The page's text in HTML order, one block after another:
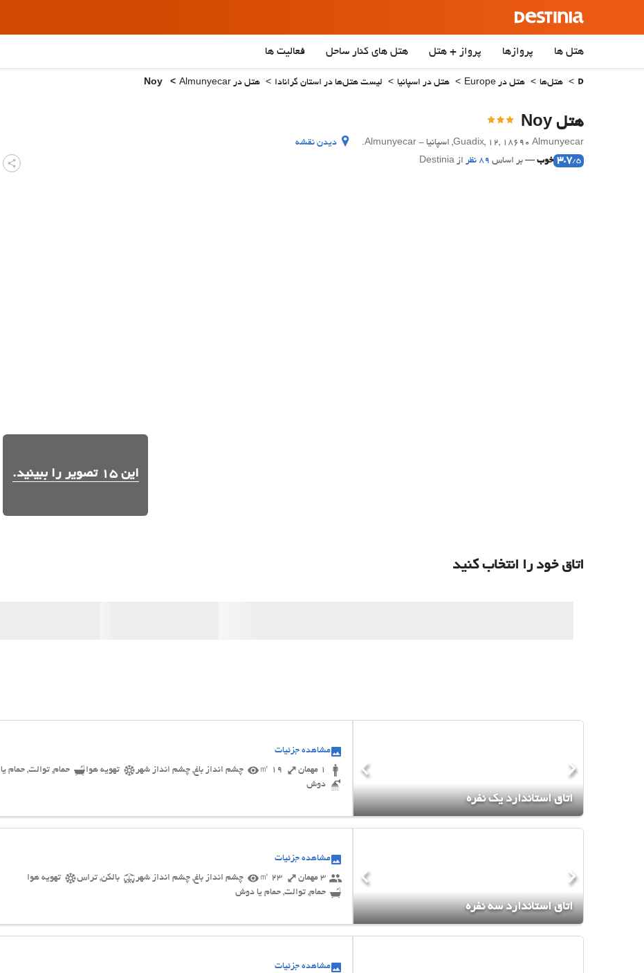
هتل ها پروازها پرواز + هتل هتل‌ های کنار ساحل فعالیت ها
هتل‌ها هتل در Europe هتل در اسپانیا لیست هتل‌ها در استان گرانادا هتل در Almunyecar
هتل Noy
Guadix, 12, 18690 Almunyecar, اسپانیا - Almunyecar. دیدن نقشه
3.7/5 خوب بر اساس 89 نظر از Destinia
این 15 تصویر را ببینید.
اتاق خود را انتخاب کنید
اتاق استاندارد یک نفره
مشاهده جزئیات
1 مهمان
19 ㎡ چشم انداز باغ, چشم انداز شهر تهویه هوا
حمام, توالت, حمام
دوش
اتاق استاندارد سه نفره
مشاهده جزئیات
3 مهمان
23 ㎡ چشم انداز باغ, چشم انداز شهر بالکن, تراس
تهویه هوا
حمام, توالت, حمام یا دوش
مشاهده جزئیات